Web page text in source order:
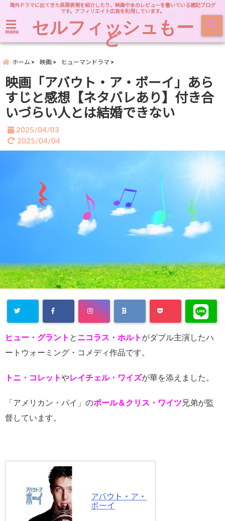
海外ドラマに出てきた英語表現を紹介したり、映画や本のレビューを書いている雑記ブログ
です。アフィリエイト広告を利用しています。
menu セルフィッシュもー
ど
ホーム 映画 ヒューマンドラマ
映画「アバウト・ア・ボーイ」あら
すじと感想【ネタバレあり】付き合
いづらい人とは結婚できない
2025/04/03
2025/04/04
ヒュー・グラント と ニコラス・ホルト がダブル主演したハ
ートウォーミング・コメディ作品です。
トニ・コレットやレイチェル・ワイズが華を添えました。
「アメリカン・パイ」のポール＆クリス・ワイツ 兄弟が監
督しています。
アバウト・ア・
ボーイ